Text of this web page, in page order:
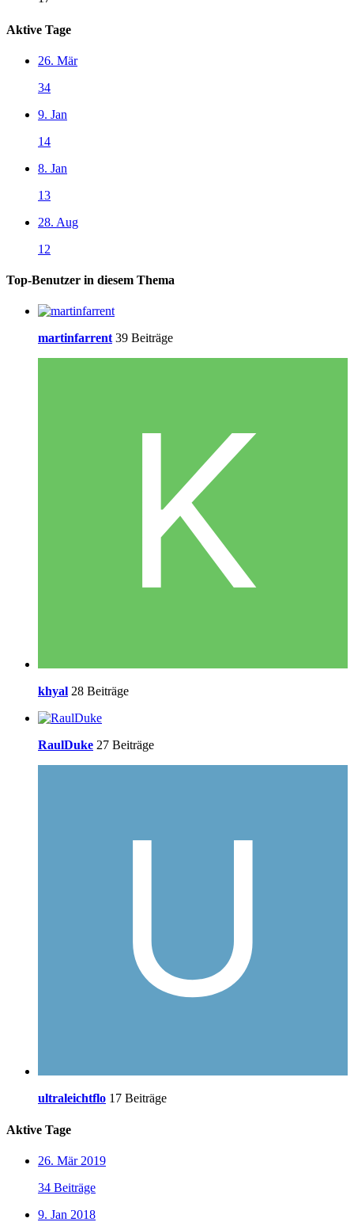
Aktive Tage
26. Mär
34
9. Jan
14
8. Jan
13
28. Aug
12
Top-Benutzer in diesem Thema
martinfarrent 39 Beiträge
khyal 28 Beiträge
RaulDuke 27 Beiträge
ultraleichtflo 17 Beiträge
Aktive Tage
26. Mär 2019
34 Beiträge
9. Jan 2018